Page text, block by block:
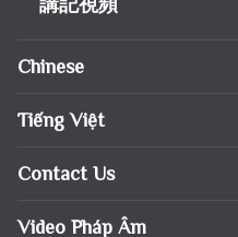
講記視頻
Chinese
Tiếng Việt
Contact Us
Video Pháp Âm